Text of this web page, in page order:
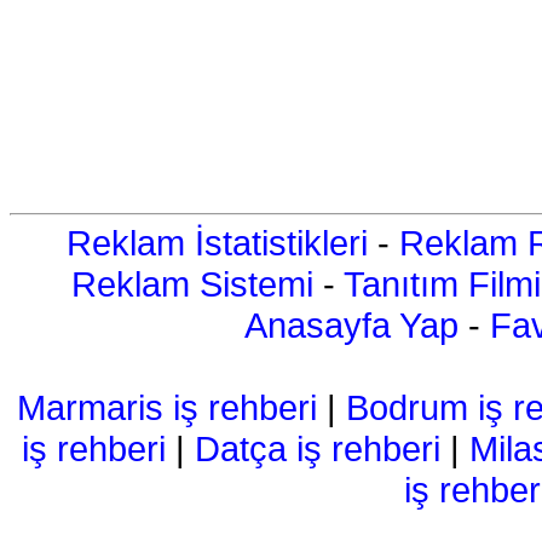
Reklam İstatistikleri - Reklam
Reklam Sistemi - Tanıtım Filmi
Anasayfa Yap -
Marmaris iş rehberi | Bodrum iş
iş rehberi | Datça iş rehberi |
iş